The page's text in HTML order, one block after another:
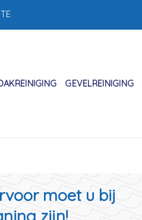
GEVELREINIGING
moet u bij
zijn!